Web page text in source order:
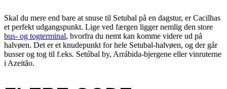
Skal du mere end bare at snuse til Setubal på en dagstur, er Cacilhas
et perfekt udgangspunkt. Lige ved færgen ligger nemlig den store
bus- og togterminal, hvorfra du nemt kan komme videre ud på
halvøen. Det er et knudepunkt for hele Setubal-halvøen, og der går
busser og tog til f.eks. Setúbal by, Arrábida-bjergene eller vinruterne
i Azeitão.